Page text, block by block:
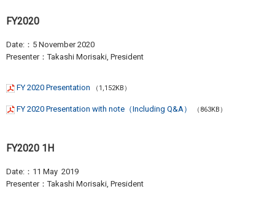
FY2020
Date:：5 November 2020
Presenter：Takashi Morisaki, President
FY 2020 Presentation （1,152KB）
FY 2020 Presentation with note（Including Q&A） （863KB）
FY2020 1H
Date:：11 May 2019
Presenter：Takashi Morisaki, President